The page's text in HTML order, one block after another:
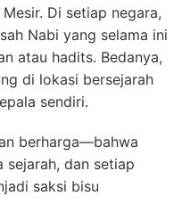
Di setiap negara,
Nabi yang selama ini
atau hadits. Bedanya,
di lokasi bersejarah
sendiri.
berharga—bahwa
sejarah, dan setiap
saksi bisu